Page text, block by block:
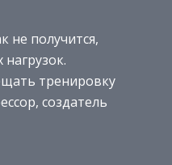
не получится,
тренировку
создатель